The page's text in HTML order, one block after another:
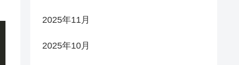
2025年11月
2025年10月